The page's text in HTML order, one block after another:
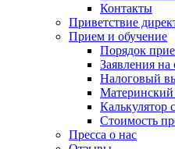
Контакты
Приветствие
Прием и обучение
Порядок
Заявления на
Налоговый
Материнский
Калькулятор
Стоимость
Пресса о нас